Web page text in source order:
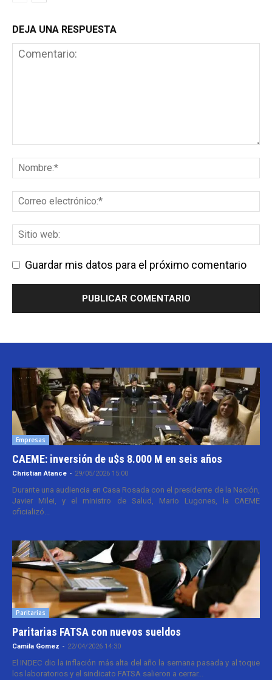
DEJA UNA RESPUESTA
Guardar mis datos para el próximo comentario
Empresas
CAEME: inversión de u$s 8.000 M en seis años
Christian Atance - 29/05/2026 15:00
Durante una audiencia en Casa Rosada con el presidente de la Nación,
Javier Milei, y el ministro de Salud, Mario Lugones, la CAEME
oficializó...
Paritarias
Paritarias FATSA con nuevos sueldos
Camila Gomez - 22/04/2026 14:30
El INDEC dio la inflación más alta del año la semana pasada y al toque
los laboratorios y el sindicato FATSA salieron a cerrar...